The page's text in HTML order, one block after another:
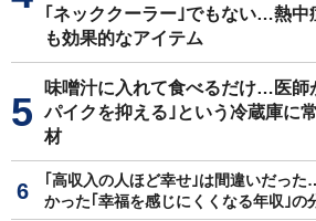
｢ネッククーラー｣でもない…熱中
も効果的なアイテム
味噌汁に入れて食べるだけ…医師
パイクを抑える｣という冷蔵庫に
材
｢高収入の人ほど幸せ｣は間違いだっ
かった｢幸福を感じにくくなる年収｣の